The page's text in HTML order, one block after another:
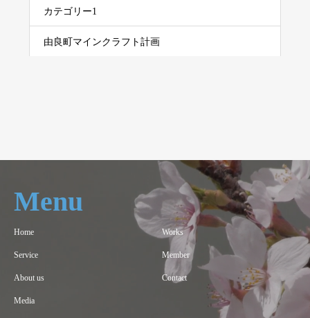
カテゴリー1
由良町マインクラフト計画
Menu
Home Works
Service Member
About us Contact
Media